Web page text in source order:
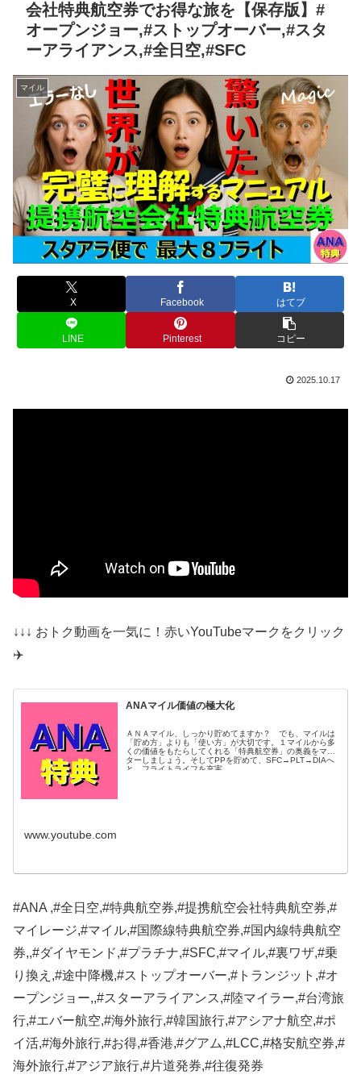
会社特典航空券でお得な旅を【保存版】#
オープンジョー,#ストップオーバー,#スタ
ーアライアンス,#全日空,#SFC
マイル
X Facebook はてブ
LINE Pinterest コピー
2025.10.17
↓↓↓ おトク動画を一気に！赤いYouTubeマークをクリック
✈️
ANAマイル価値の極大化
ＡＮＡマイル、しっかり貯めてますか？ でも、マイルは
「貯め方」よりも「使い方」が大切です。１マイルから多
くの価値をもたらしてくれる「特典航空券」の奥義をマス
ターしましょう。そしてPPを貯めて、SFC→PLT→DIAへ
と、フライトライフを充実...
www.youtube.com
#ANA ,#全日空,#特典航空券,#提携航空会社特典航空券,#
マイレージ,#マイル,#国際線特典航空券,#国内線特典航空
券,,#ダイヤモンド,#プラチナ,#SFC,#マイル,#裏ワザ,#乗
り換え,#途中降機,#ストップオーバー,#トランジット,#オ
ープンジョー,,#スターアライアンス,#陸マイラー,#台湾旅
行,#エバー航空,#海外旅行,#韓国旅行,#アシアナ航空,#ポ
イ活,#海外旅行,#お得,#香港,#グアム,#LCC,#格安航空券,#
海外旅行,#アジア旅行,#片道発券,#往復発券